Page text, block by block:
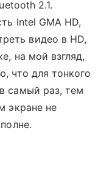
2.1.
Intel GMA HD,
видео в HD,
на мой взгляд,
что для тонкого
самый раз, тем
экране не